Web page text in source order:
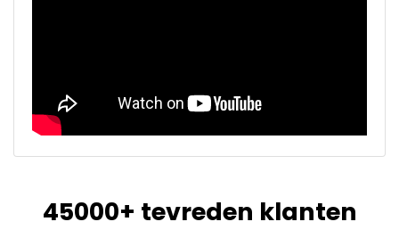
45000+ tevreden klanten